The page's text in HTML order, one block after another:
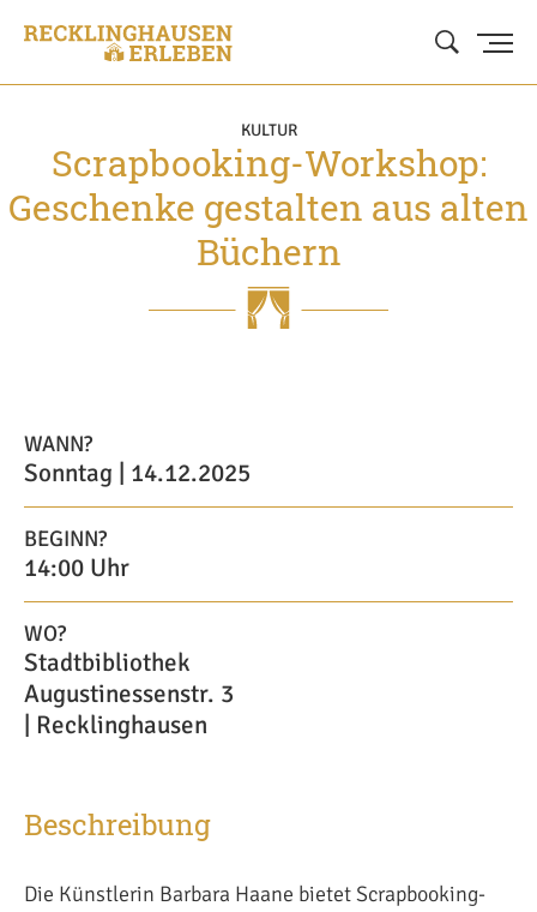
KULTUR
Scrapbooking-Workshop:
Geschenke gestalten aus alten
Büchern
WANN?
Sonntag | 14.12.2025
BEGINN?
14:00 Uhr
WO?
Stadtbibliothek
Augustinessenstr. 3
| Recklinghausen
Beschreibung
Die Künstlerin Barbara Haane bietet Scrapbooking-